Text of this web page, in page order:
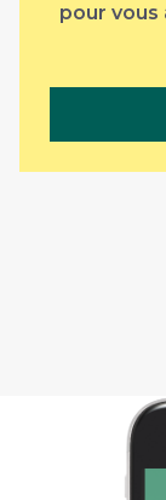
pour vous